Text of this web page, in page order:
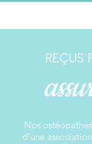
REÇUS
Nos
d'une